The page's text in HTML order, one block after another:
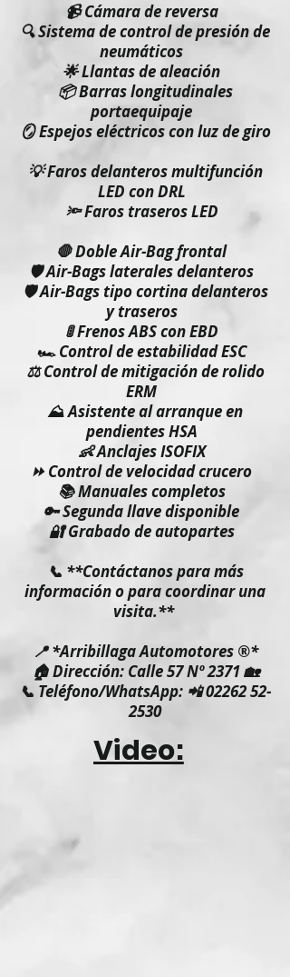
📹 Cámara de reversa
🔍 Sistema de control de presión de
neumáticos
🌟 Llantas de aleación
📦 Barras longitudinales
portaequipaje
🪞 Espejos eléctricos con luz de giro
💡 Faros delanteros multifunción
LED con DRL
🔦 Faros traseros LED
🛑 Doble Air-Bag frontal
🛡️ Air-Bags laterales delanteros
🛡️ Air-Bags tipo cortina delanteros
y traseros
🚦 Frenos ABS con EBD
🏎️ Control de estabilidad ESC
⚖️ Control de mitigación de rolido
ERM
⛰️ Asistente al arranque en
pendientes HSA
👶 Anclajes ISOFIX
⏩ Control de velocidad crucero
📚 Manuales completos
🔑 Segunda llave disponible
🔐 Grabado de autopartes
📞 **Contáctanos para más
información o para coordinar una
visita.**
📍 *Arribillaga Automotores ®️*
🏠 Dirección: Calle 57 Nº 2371 🏡
📞 Teléfono/WhatsApp: 📲 02262 52-
2530
Video: